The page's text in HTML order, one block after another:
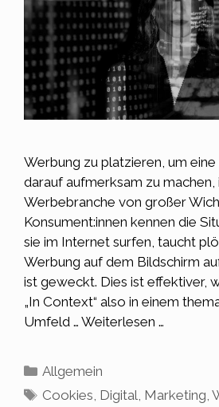
Werbung zu platzieren, um
darauf aufmerksam zu machen,
Werbebranche von großer
Konsument:innen kennen die
sie im Internet surfen, taucht
Werbung auf dem Bildschirm
ist geweckt. Dies ist effektiver,
„In Context“ also in einem
Umfeld … Weiterlesen …
Kategorien
Allgemein
Schlagwörter
Cookies, Digital, Marketing,